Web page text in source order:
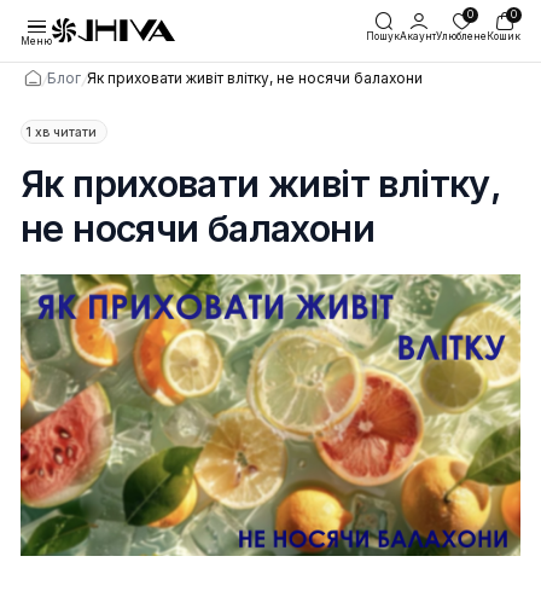
Меню ПошукАкаунт
/ Блог / Як приховати живіт влітку, не носячи балахони
Як приховати живіт
не носячи балахони